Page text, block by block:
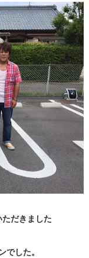
だきました
でした。